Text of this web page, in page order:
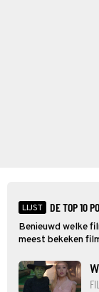
LIJST DE TOP 10
Benieuwd welke
meest bekeken